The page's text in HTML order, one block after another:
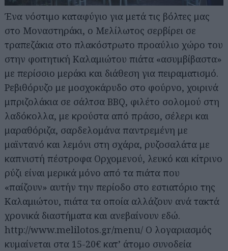
Ένα νόστιμο καταφύγιο για μετά τις βόλτες μας
στο Μοναστηράκι, ο Μελίλωτος σερβίρει σε
τραπεζάκια στο πλακόστρωτο προαύλιο χώρο του
στην φοιτητική Καλαμιώτου πιάτα «ασυμβίβαστα»
με περίσσιο μεράκι και διάθεση για πειραματισμό.
Ρεβιθόρυζο με μοσχοκάρυδο στο φούρνο, χοιρινά
μπριζολάκια σε σάλτσα BBQ, φιλέτο σολομού στη
λαδόκολλα, με κρούστα από πράσο, σέλερι και
μαραθόριζα, σαρδελομάνα παντρεμένη με
μαϊντανό και λεμόνι στη σχάρα, ρυζοσαλάτα με
καπνιστή πέστροφα Ορχομενού, λευκό και κίτρινο
ρύζι είναι μερικά μόνο από τα πιάτα που
«παίζουν» αυτήν την περίοδο στο εστιατόριο της
Καλαμιώτου, πιάτα τα οποία αλλάζουν ανά τακτά
χρονικά διαστήματα και ανεβαίνουν εδώ.
http://www.melilotos.gr/menu/ Ο λογαριασμός
κυμαίνεται στα 15-20€ κατ’ άτομο συνοδεία
Αναζήτηση
για...